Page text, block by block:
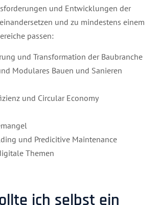
und Entwicklungen der
und zu mindestens einem
passen:
und Transformation der Baubranche
Modulares Bauen und Sanieren
und Circular Economy
und Predicitive Maintenance
Themen
ich selbst ein